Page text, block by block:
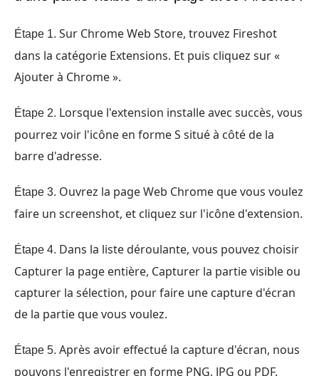
Étape 1. Sur Chrome Web Store, trouvez Fireshot
dans la catégorie Extensions. Et puis cliquez sur «
Ajouter à Chrome ».
Étape 2. Lorsque l'extension installe avec succès, vous
pourrez voir l'icône en forme S situé à côté de la
barre d'adresse.
Étape 3. Ouvrez la page Web Chrome que vous voulez
faire un screenshot, et cliquez sur l'icône d'extension.
Étape 4. Dans la liste déroulante, vous pouvez choisir
Capturer la page entière, Capturer la partie visible ou
capturer la sélection, pour faire une capture d'écran
de la partie que vous voulez.
Étape 5. Après avoir effectué la capture d'écran, nous
pouvons l'enregistrer en forme PNG, JPG ou PDF.